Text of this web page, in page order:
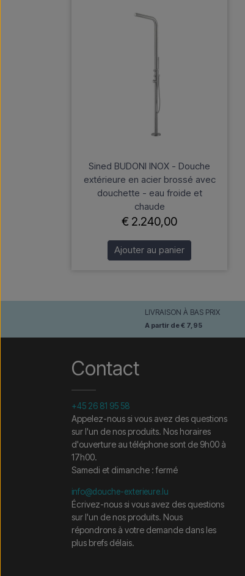
Sined BUDONI INOX - Douche
extérieure en acier brossé avec
douchette - eau froide et
chaude
€ 2.240,00
Ajouter au panier
LIVRAISON À BAS PRIX
A partir de € 7,95
Contact
+45 26 81 95 58
Appelez-nous si vous avez des questions
sur l'un de nos produits. Nos horaires
d'ouverture au téléphone sont de 9h00 à
17h00.
Samedi et dimanche : fermé
info@douche-exterieure.lu
Écrivez-nous si vous avez des questions
sur l'un de nos produits. Nous
répondrons à votre demande dans les
plus brefs délais.